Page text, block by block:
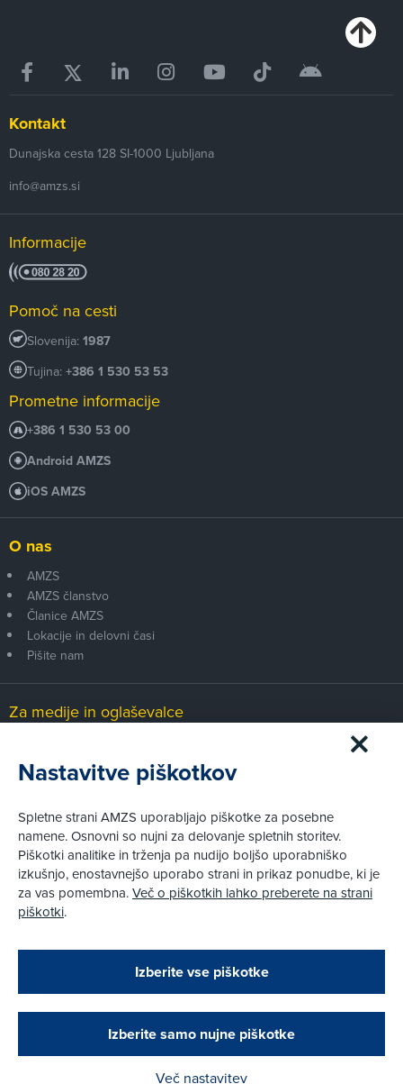
Zapri
Podarjamo vam 10 €!
Obstoječi in novi AMZS člani, ki boste v AMZS
opravili registracijo vozila, boste prejeli
vrednostno darilno kartico z dobroimetjem v višini
Kontakt
Dunajska cesta 128 SI-1000 Ljubljana
info@amzs.si
Informacije
Pomoč na cesti
Slovenija: 1987
Tujina: +386 1 530 53 53
Prometne informacije
+386 1 530 53 00
Android AMZS
iOS AMZS
O nas
AMZS
AMZS članstvo
Članice AMZS
Lokacije in delovni časi
Pišite nam
Za medije in oglaševalce
Piškotki
Politika zasebnosti
Informacije o obdelavi osebnih podatkov - videonadzor
Pravno obvestilo
Izvensodno reševanje potrošniških sporov
Cenik članstva AMZS
Pri spletni včlanitvi so podprta naslednja plačilna sredstva:
Nastavitve piškotkov
Spletne strani AMZS uporabljajo piškotke za posebne
namene. Osnovni so nujni za delovanje spletnih storitev.
Piškotki analitike in trženja pa nudijo boljšo uporabniško
izkušnjo, enostavnejšo uporabo strani in prikaz ponudbe, ki je
za vas pomembna.Več o piškotkih lahko preberete na strani
piškotki.
Izberite vse piškotke
Izberite samo nujne piškotke
Več nastavitev